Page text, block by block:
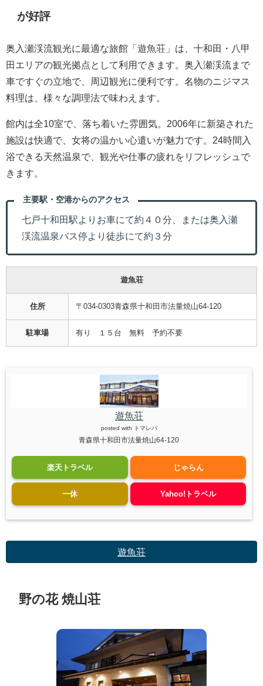
が好評
奥入瀬渓流観光に最適な旅館「遊魚荘」は、十和田・八甲
田エリアの観光拠点として利用できます。奥入瀬渓流まで
車ですぐの立地で、周辺観光に便利です。名物のニジマス
料理は、様々な調理法で味わえます。
館内は全10室で、落ち着いた雰囲気。2006年に新築された
施設は快適で、女将の温かい心遣いが魅力です。24時間入
浴できる天然温泉で、観光や仕事の疲れをリフレッシュで
きます。
主要駅・空港からのアクセス
七戸十和田駅よりお車にて約４０分、または奥入瀬
渓流温泉バス停より徒歩にて約３分
遊魚荘
住所 〒034-0303青森県十和田市法量焼山64-120
駐車場 有り １５台 無料 予約不要
遊魚荘
posted with トマレバ
青森県十和田市法量焼山64-120
楽天トラベル じゃらん
一休 Yahoo!トラベル
遊魚荘
野の花 焼山荘